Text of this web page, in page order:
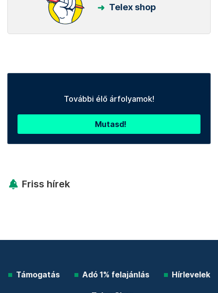
Telex shop
További élő árfolyamok!
Mutasd!
Friss hírek
Támogatás Adó 1% felajánlás Hírlevelek